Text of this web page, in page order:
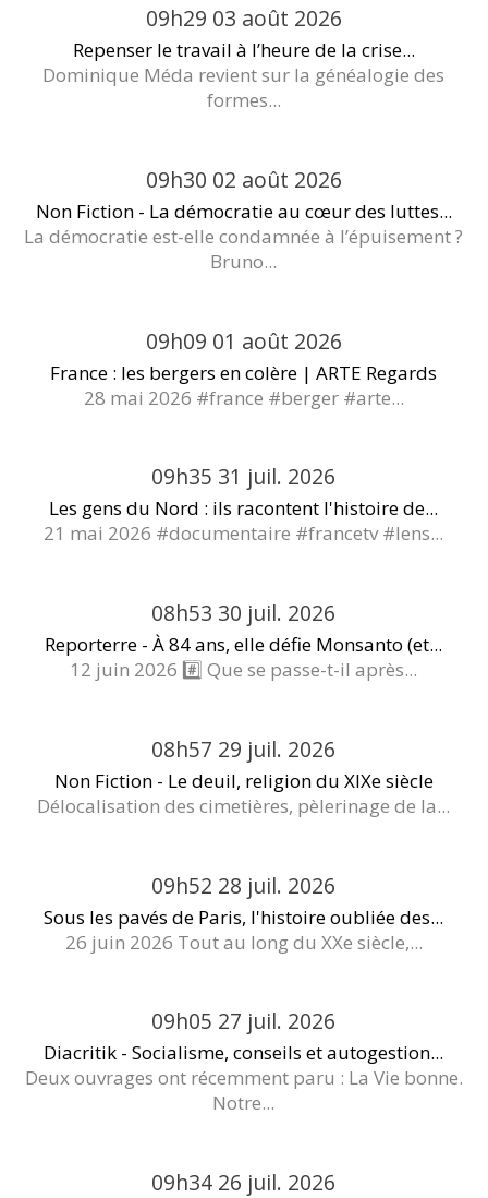
09h29 03 août 2026
Repenser le travail à l’heure de la crise...
Dominique Méda revient sur la généalogie des
formes...
09h30 02 août 2026
Non Fiction - La démocratie au cœur des luttes...
La démocratie est-elle condamnée à l’épuisement ?
Bruno...
09h09 01 août 2026
France : les bergers en colère | ARTE Regards
28 mai 2026 #france #berger #arte...
09h35 31 juil. 2026
Les gens du Nord : ils racontent l'histoire de...
21 mai 2026 #documentaire #francetv #lens...
08h53 30 juil. 2026
Reporterre - À 84 ans, elle défie Monsanto (et...
12 juin 2026 #️⃣ Que se passe-t-il après...
08h57 29 juil. 2026
Non Fiction - Le deuil, religion du XIXe siècle
Délocalisation des cimetières, pèlerinage de la...
09h52 28 juil. 2026
Sous les pavés de Paris, l'histoire oubliée des...
26 juin 2026 Tout au long du XXe siècle,...
09h05 27 juil. 2026
Diacritik - Socialisme, conseils et autogestion...
Deux ouvrages ont récemment paru : La Vie bonne.
Notre...
09h34 26 juil. 2026